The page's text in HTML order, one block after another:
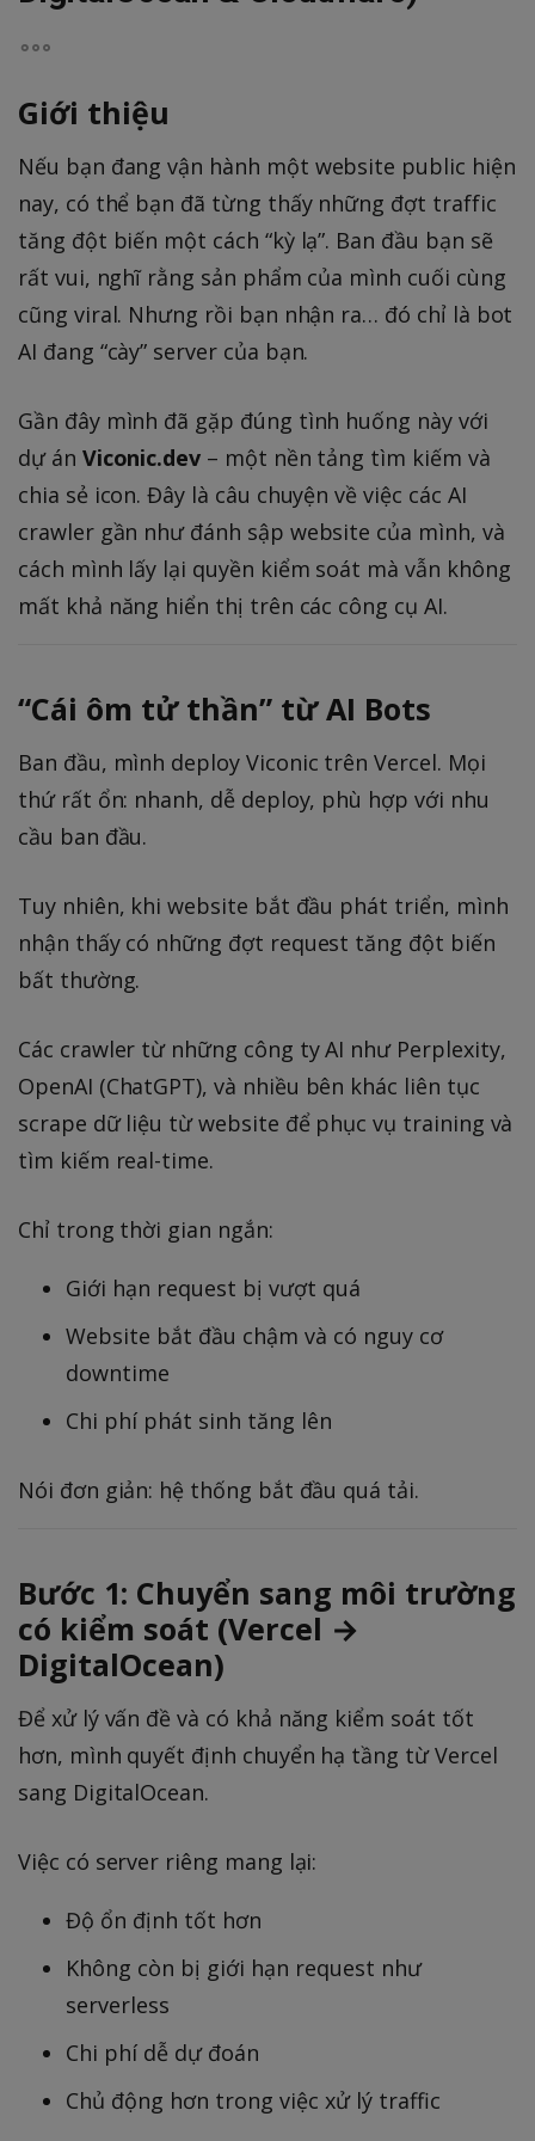
Giới thiệu
Nếu bạn đang vận hành một website public hiện
nay, có thể bạn đã từng thấy những đợt traffic
tăng đột biến một cách “kỳ lạ”. Ban đầu bạn sẽ
rất vui, nghĩ rằng sản phẩm của mình cuối cùng
cũng viral. Nhưng rồi bạn nhận ra… đó chỉ là bot
AI đang “cày” server của bạn.
Gần đây mình đã gặp đúng tình huống này với
dự án Viconic.dev – một nền tảng tìm kiếm và
chia sẻ icon. Đây là câu chuyện về việc các AI
crawler gần như đánh sập website của mình, và
cách mình lấy lại quyền kiểm soát mà vẫn không
mất khả năng hiển thị trên các công cụ AI.
“Cái ôm tử thần” từ AI Bots
Ban đầu, mình deploy Viconic trên Vercel. Mọi
thứ rất ổn: nhanh, dễ deploy, phù hợp với nhu
cầu ban đầu.
Tuy nhiên, khi website bắt đầu phát triển, mình
nhận thấy có những đợt request tăng đột biến
bất thường.
Các crawler từ những công ty AI như Perplexity,
OpenAI (ChatGPT), và nhiều bên khác liên tục
scrape dữ liệu từ website để phục vụ training và
tìm kiếm real-time.
Chỉ trong thời gian ngắn:
Giới hạn request bị vượt quá
Website bắt đầu chậm và có nguy cơ
downtime
Chi phí phát sinh tăng lên
Nói đơn giản: hệ thống bắt đầu quá tải.
Bước 1: Chuyển sang môi trường
có kiểm soát (Vercel →
DigitalOcean)
Để xử lý vấn đề và có khả năng kiểm soát tốt
hơn, mình quyết định chuyển hạ tầng từ Vercel
sang DigitalOcean.
Việc có server riêng mang lại:
Độ ổn định tốt hơn
Không còn bị giới hạn request như
serverless
Chi phí dễ dự đoán
Chủ động hơn trong việc xử lý traffic